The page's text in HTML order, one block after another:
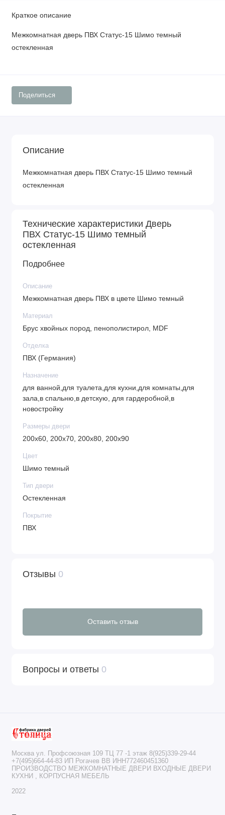
Краткое описание
Межкомнатная дверь ПВХ Статус-15 Шимо темный
остекленная
Поделиться
Описание
Межкомнатная дверь ПВХ Статус-15 Шимо темный
остекленная
Технические характеристики Дверь
ПВХ Статус-15 Шимо темный
остекленная
Подробнее
Описание
Межкомнатная дверь ПВХ в цвете Шимо темный
Материал
Брус хвойных пород, пенополистирол, MDF
Отделка
ПВХ (Германия)
Назначение
для ванной,для туалета,для кухни,для комнаты,для
зала,в спальню,в детскую, для гардеробной,в
новостройку
Размеры двери
200х60, 200х70, 200х80, 200х90
Цвет
Шимо темный
Тип двери
Остекленная
Покрытие
ПВХ
Отзывы 0
Оставить отзыв
Вопросы и ответы 0
Москва ул. Профсоюзная 109 ТЦ 77 -1 этаж 8(925)339-29-44
+7(495)664-44-83 ИП Рогачев ВВ ИНН772460451360
ПРОИЗВОДСТВО МЕЖКОМНАТНЫЕ ДВЕРИ ВХОДНЫЕ ДВЕРИ
КУХНИ , КОРПУСНАЯ МЕБЕЛЬ
2022